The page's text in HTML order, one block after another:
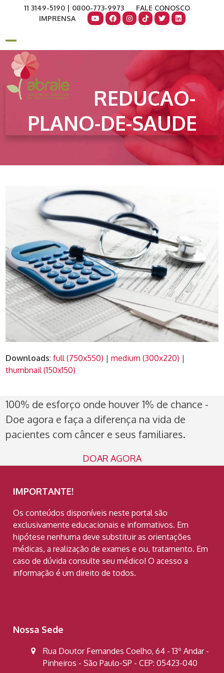
11 3149-5190 | 0800-773-9973
FALE CONOSCO
IMPRENSA
Open
mobile
menu
Close
mobile
menu
REDUCAO-
PLANO-DE-SAUDE
Downloads:full (750x550) |medium (300x220) |
thumbnail (150x150)
100% de esforço onde houver 1% de chance -
Doe agora e faça a diferença na vida de
pacientes com câncer e seus familiares.
DOAR AGORA
IMPORTANTE!
Os conteúdos disponíveis neste portal são
exclusivamente educacionais e informativos. Em
hipótese nenhuma deve substituir as orientações
médicas, a realização de exames e ou, tratamento. Em
caso de dúvida consulte seu médico! O acesso a
informação é um direito de todos.
Nossa Sede
Rua Doutor Fernandes Coelho, 64 - 13º Andar -
Pinheiros - São Paulo-SP - CEP: 05423-040